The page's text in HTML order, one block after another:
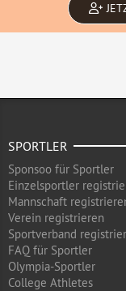
SPORTLER
Sponsoo für Sportler
Einzelsportler
Mannschaft
Verein registrieren
Sportverband
FAQ für Sportler
Olympia-Sportler
College Athletes